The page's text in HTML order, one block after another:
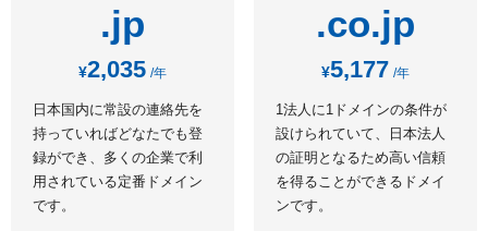
.jp
¥2,035 /年
日本国内に常設の連絡先を
持っていればどなたでも登
録ができ、多くの企業で利
用されている定番ドメイン
です。
.co.jp
¥5,177 /年
1法人に1ドメインの条件が
設けられていて、日本法人
の証明となるため高い信頼
を得ることができるドメイ
ンです。